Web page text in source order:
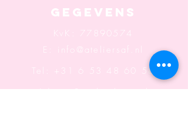
Gegevens
KvK:
77890574
info@ateliersaf.nl
Tel: +31 6 53 48 60 58
Adres: Sonsbeeksingel